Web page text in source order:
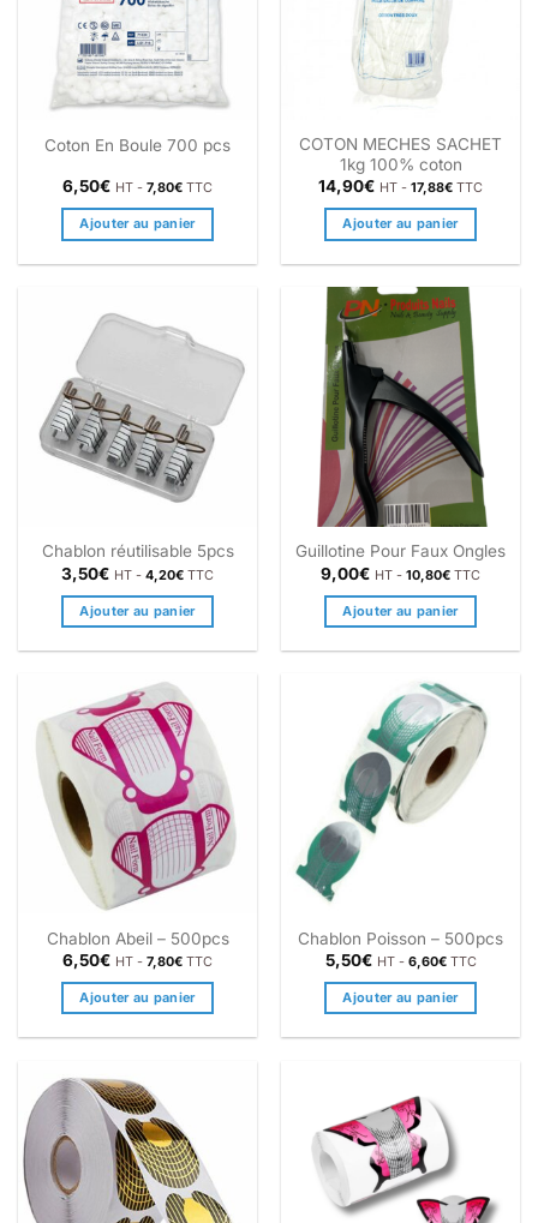
Coton En Boule 700 pcs
6,50€ HT - 7,80€ TTC
Ajouter au panier
COTON MECHES SACHET
1kg 100% coton
14,90€ HT - 17,88€ TTC
Ajouter au panier
Chablon réutilisable 5pcs
3,50€ HT - 4,20€ TTC
Ajouter au panier
Guillotine Pour Faux Ongles
9,00€ HT - 10,80€ TTC
Ajouter au panier
Chablon Abeil – 500pcs
6,50€ HT - 7,80€ TTC
Ajouter au panier
Chablon Poisson – 500pcs
5,50€ HT - 6,60€TTC
Ajouter au panier